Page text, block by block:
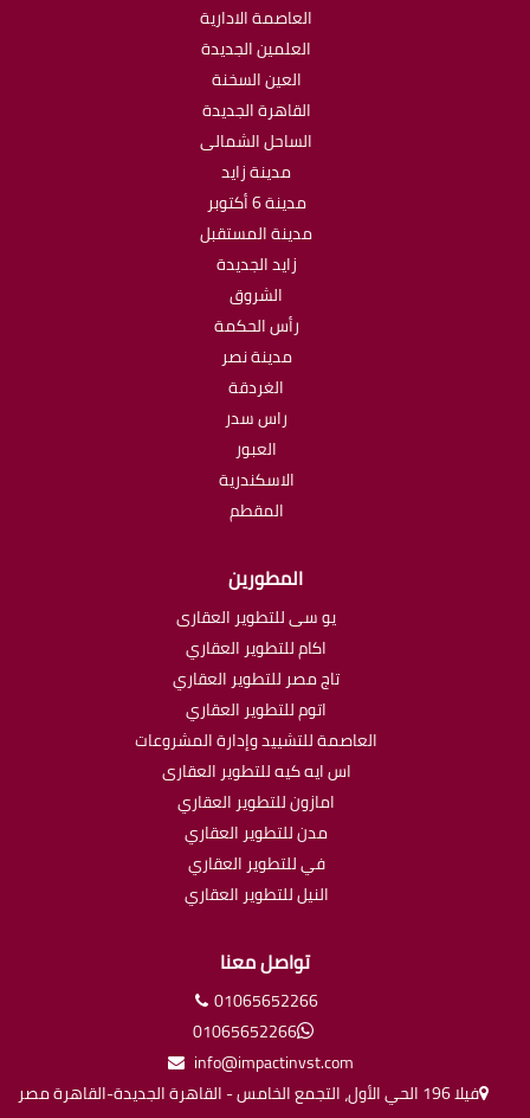
العاصمة الادارية
العلمين الجديدة
العين السخنة
القاهرة الجديدة
الساحل الشمالى
مدينة زايد
مدينة 6 أكتوبر
مدينة المستقبل
زايد الجديدة
الشروق
رأس الحكمة
مدينة نصر
الغردقة
راس سدر
العبور
الاسكندرية
المقطم
المطورين
يو سى للتطوير العقارى
اكام للتطوير العقاري
تاج مصر للتطوير العقاري
اتوم للتطوير العقاري
العاصمة للتشييد وإدارة المشروعات
اس ايه كيه للتطوير العقارى
امازون للتطوير العقاري
مدن للتطوير العقاري
في للتطوير العقاري
النيل للتطوير العقاري
تواصل معنا
01065652266
01065652266
info@impactinvst.com
فيلا 196 الحي الأول، التجمع الخامس - القاهرة الجديدة-القاهرة مصر